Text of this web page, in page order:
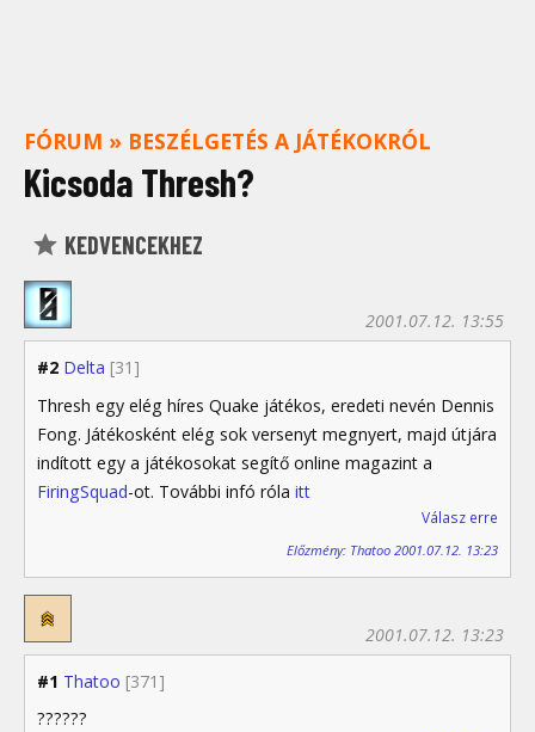
FÓRUM » BESZÉLGETÉS A JÁTÉKOKRÓL
Kicsoda Thresh?
KEDVENCEKHEZ
#2 Delta [31]
2001.07.12. 13:55
Thresh egy elég híres Quake játékos, eredeti nevén Dennis
Fong. Játékosként elég sok versenyt megnyert, majd útjára
indított egy a játékosokat segítő online magazint a
FiringSquad-ot. További infó róla itt
Válasz erre
Előzmény: Thatoo 2001.07.12. 13:23
#1 Thatoo [371]
2001.07.12. 13:23
??????